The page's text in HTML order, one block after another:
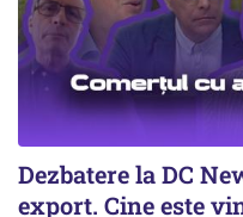
Dezbatere la DC
export. Cine este